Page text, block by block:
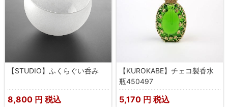
【STUDIO】ふくらぐい呑み
8,800 円 税込
【KUROKABE】チェコ製香水
瓶450497
5,170 円 税込